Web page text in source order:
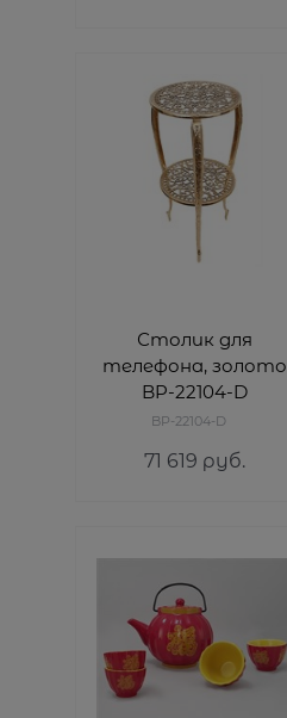
Столик для
телефона, золото
BP-22104-D
BP-22104-D
71 619 руб.